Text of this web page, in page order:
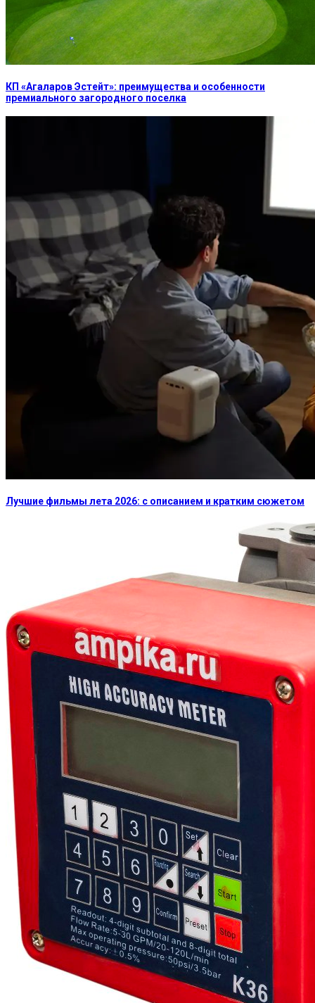
КП «Агаларов Эстейт»: преимущества и особенности
премиального загородного поселка
Лучшие фильмы лета 2026: с описанием и кратким сюжетом